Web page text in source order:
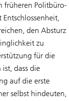
früheren Politbüro-
den Absturz
zu
für die
dass die
auf die erste
selbst hindeuten,